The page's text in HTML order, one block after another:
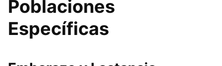
Poblaciones
Específicas